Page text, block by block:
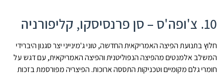
10. צ'ופה'ס – סן פרנסיסקו, קליפורניה
חלוץ בתנועת הפיצה האמריקאית החדשה, טוני ג'מינייני יצר סגנון היברידי
המשלב אלמנטים מהפיצה הנפוליטנית והפיצה האמריקאית, עם דגש על
חומרי גלם מקומיים וטכניקות התססה ארוכות. הפיצריה מפורסמת בזכות